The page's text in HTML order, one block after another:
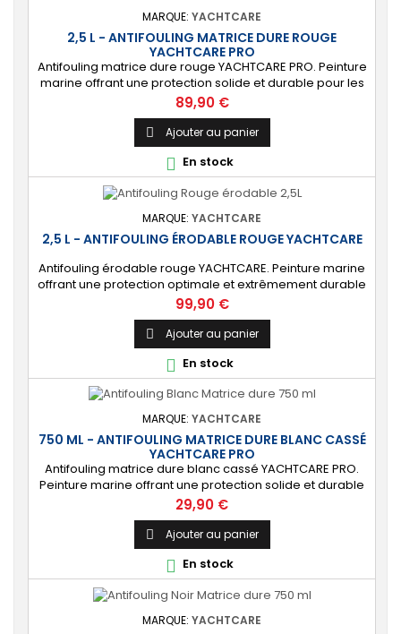
MARQUE: YACHTCARE
2,5 L - ANTIFOULING MATRICE DURE ROUGE
YACHTCARE PRO
Antifouling matrice dure rouge YACHTCARE PRO. Peinture
marine offrant une protection solide et durable pour les
bateaux en polyester, bois et acier (INCOMPATIBLE
coques aluminium). ⚙️ [Résistant] Protection solide,
durable et anti-salissures qui repoussera algues et
coquillages durant une saison complète. 🔝 [Idéal pour
les bateaux rapides] Permet...
Prix
89,90 €
 Ajouter au panier
 En stock
MARQUE: YACHTCARE
2,5 L - ANTIFOULING ÉRODABLE ROUGE YACHTCARE
Antifouling érodable rouge YACHTCARE. Peinture marine
offrant une protection optimale et extrêmement durable
de la carène pour les bateaux jusqu’à 25 nœuds. ⚙️ [Tout
support] Protège toutes les coques en polyester, bois et
acier contre les salissures. Ne convient PAS à l’aluminium
et aux alliages légers. 🔝 [Haute protection] Matrice lisse
permettant de...
Prix
99,90 €
 Ajouter au panier
 En stock
MARQUE: YACHTCARE
750 ML - ANTIFOULING MATRICE DURE BLANC CASSÉ
YACHTCARE PRO
Antifouling matrice dure blanc cassé YACHTCARE PRO.
Peinture marine offrant une protection solide et durable
pour les bateaux en polyester, bois et acier
(INCOMPATIBLE coques aluminium). ⚙️ [Résistant]
Protection solide, durable et anti-salissures qui
repoussera algues et coquillages durant une saison
complète. 🔝 [Idéal pour les bateaux rapides] Permet...
Prix
29,90 €
 Ajouter au panier
 En stock
MARQUE: YACHTCARE